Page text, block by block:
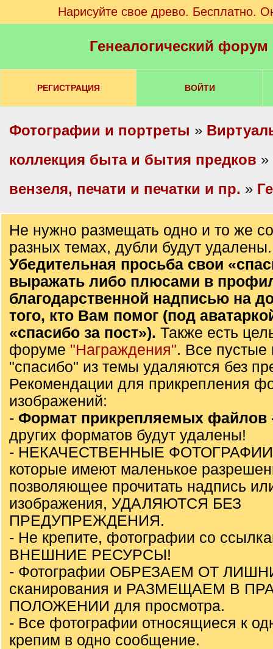
Нарисуйте свое древо. Бесплатно.
Генеалогический
РЕГИСТРАЦИЯ ВОЙТИ
Фотографии и портреты »
коллекция быта и бытия предков »
вензеля, печати и печатки и пр. »
Не нужно размещать одно и то же
разных темах, дубли будут удалены.
Убедительная просьба свои
выражать либо плюсами в
благодарственной надписью на
того, кто Вам помог (под
«спасибо за пост»). Также есть
форуме "Награждения". Все пустые
"спасибо" из темы удаляются без
Рекомендации для прикрепления
изображений:
- Формат прикрепляемых файлов
других форматов будут удалены!
- НЕКАЧЕСТВЕННЫЕ
которые имеют маленькое
позволяющее прочитать надпись
изображения, УДАЛЯЮТСЯ БЕЗ
ПРЕДУПРЕЖДЕНИЯ.
- Не крепите, фотографии со
ВНЕШНИЕ РЕСУРСЫ!
- Фотографии ОБРЕЗАЕМ ОТ
сканирования и РАЗМЕЩАЕМ В
ПОЛОЖЕНИИ для просмотра.
- Все фотографии относящиеся к
крепим в одно сообщение.